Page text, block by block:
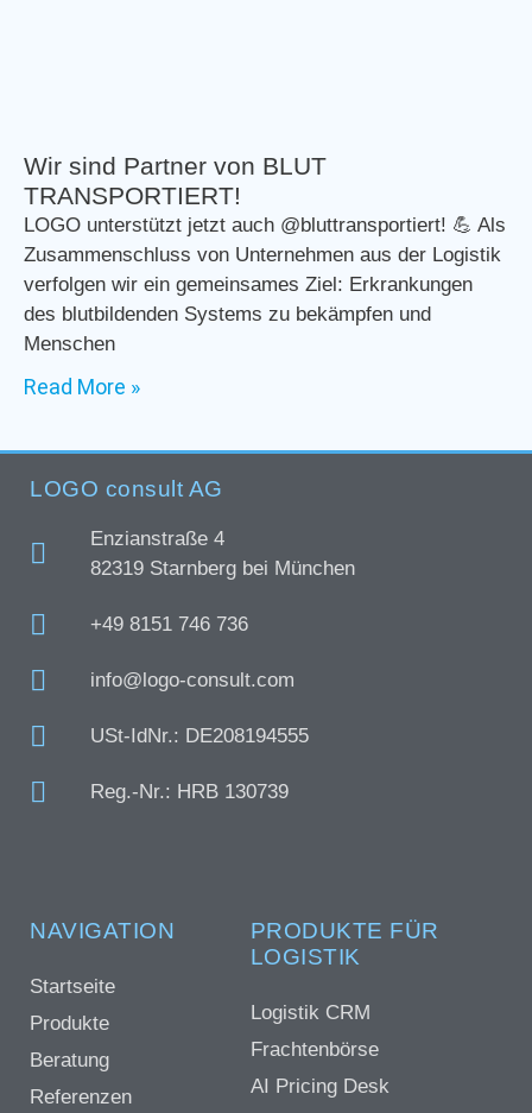
Wir sind Partner von BLUT
TRANSPORTIERT!
LOGO unterstützt jetzt auch @bluttransportiert! 💪 Als
Zusammenschluss von Unternehmen aus der Logistik
verfolgen wir ein gemeinsames Ziel: Erkrankungen
des blutbildenden Systems zu bekämpfen und
Menschen
Read More »
LOGO consult AG
Enzianstraße 4
82319 Starnberg bei München
+49 8151 746 736
info@logo-consult.com
USt-IdNr.: DE208194555
Reg.-Nr.: HRB 130739
NAVIGATION
Startseite
Produkte
Beratung
Referenzen
PRODUKTE FÜR
LOGISTIK
Logistik CRM
Frachtenbörse
AI Pricing Desk